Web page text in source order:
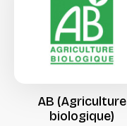
AB (Agriculture
biologique)